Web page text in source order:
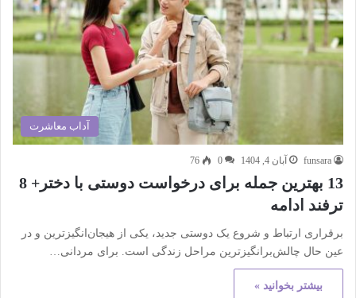
آداب معاشرت
funsara آبان 4, 1404 0
76
13 بهترین جمله برای درخواست دوستی با دختر+ 8
ترفند ادامه
برقراری ارتباط و شروع یک دوستی جدید، یکی از هیجان‌انگیزترین و در
عین حال چالش‌برانگیزترین مراحل زندگی است. برای مردانی…
بیشتر بخوانید »